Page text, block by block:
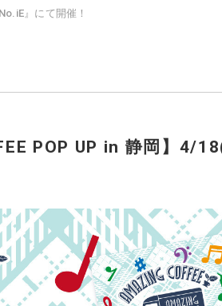
』にて開催！
POP UP in 静岡】4/